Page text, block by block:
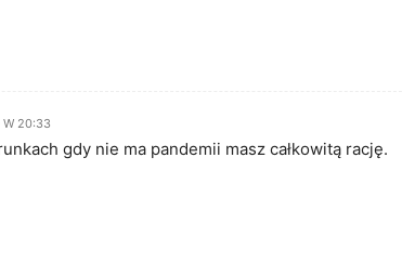
20:33
gdy nie ma pandemii masz całkowitą rację.